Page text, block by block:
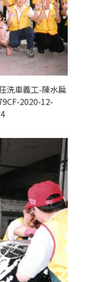
洗車義工-陳水扁
2020-12-